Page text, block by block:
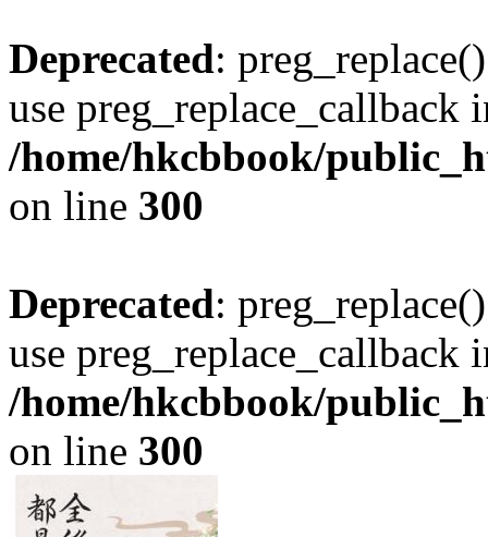
Deprecated:
use preg_replace_callback
/home/hkcbbook/
on line 300
Deprecated:
use preg_replace_callback
/home/hkcbbook/
on line 300